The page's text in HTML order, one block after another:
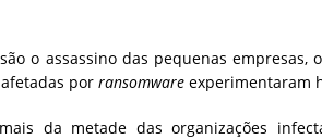
o assassino das pequenas empresas,
por ransomware experimentaram
da metade das organizações